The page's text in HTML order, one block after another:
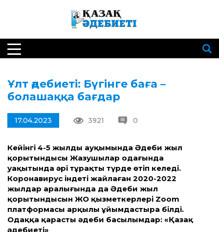
Ұлт әдебиеті: Бүгінге баға –
болашаққа бағдар
17.04.2023 3921 0
Кейінгі 4-5 жылдың ауқымында Әдеби жыл
қорытындысы Жазушылар одағында
уақытында әрі тұрақты түрде өтіп келеді.
Коронавирус індеті жайлаған 2020-2022
жылдар аралығында да Әдеби жыл
қорытындысын ЖО қызметкерлері Zoom
платформасы арқылы ұйымдастыра білді.
Одаққа қарасты әдеби басылымдар: «Қазақ
әдебиеті»